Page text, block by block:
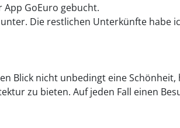
GoEuro gebucht.
Die restlichen Unterkünfte habe
Blick nicht unbedingt eine Schönheit,
zu bieten. Auf jeden Fall einen